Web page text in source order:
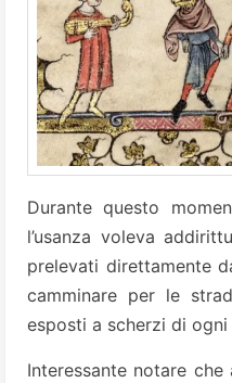
Durante questo
l’usanza voleva
prelevati direttamente
camminare per le
esposti a scherzi di
Interessante notare